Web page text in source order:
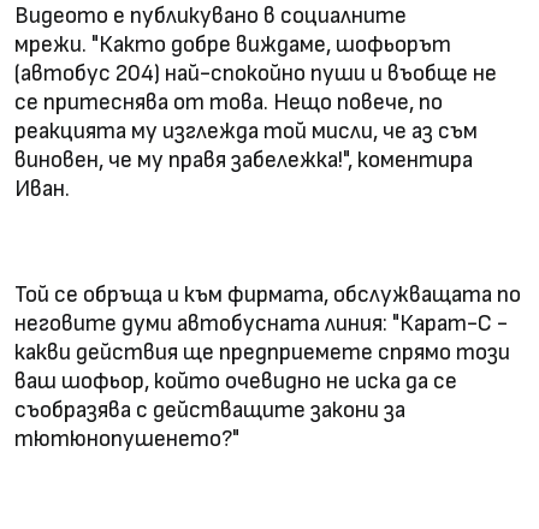
Видеото е публикувано в социалните
мрежи. "Както добре виждаме, шофьорът
(автобус 204) най-спокойно пуши и въобще не
се притеснява от това. Нещо повече, по
реакцията му изглежда той мисли, че аз съм
виновен, че му правя забележка!", коментира
Иван.
Той се обръща и към фирмата, обслужващата по
неговите думи автобусната линия: "Карат-С -
какви действия ще предприемете спрямо този
ваш шофьор, който очевидно не иска да се
съобразява с действащите закони за
тютюнопушенето?"